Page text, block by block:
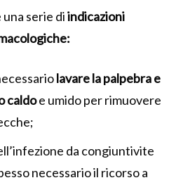
serie diindicazioni
lavare la palpebra e
caldoe umido per rimuovere
da congiuntivite
necessario il ricorso a